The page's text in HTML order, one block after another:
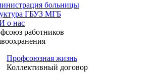
больницы
ГБУЗ МГБ
о нас
работников
Профсоюзная жизнь
Коллективный договор